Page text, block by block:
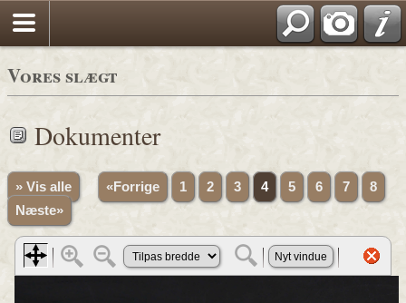
Vores slægt
Dokumenter
» Vis alle «Forrige 1 2 3 4 5 6 7
8
Næste»